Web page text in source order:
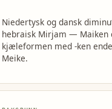
Niedertysk og dansk
hebraisk Mirjam — Maiken
kjæleformen med -ken
Meike.